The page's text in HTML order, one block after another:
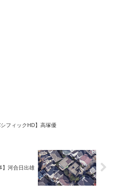
シフィックHD】高塚優
】河合日出雄